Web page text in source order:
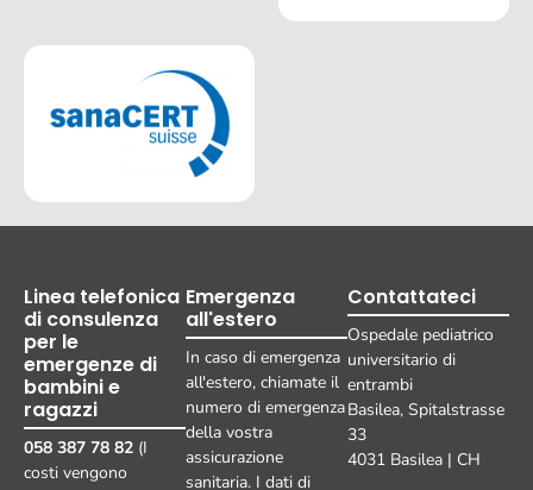
Linea telefonica
di consulenza
per le
emergenze di
bambini e
ragazzi
058 387 78 82 (I
costi vengono
Emergenza
all'estero
In caso di emergenza
all'estero, chiamate il
numero di emergenza
della vostra
assicurazione
sanitaria. I dati di
Contattateci
Ospedale pediatrico
universitario di
entrambi
Basilea, Spitalstrasse
33
4031 Basilea | CH